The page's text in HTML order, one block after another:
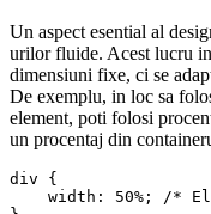
Un aspect esential al
urilor fluide. Acest lucru
dimensiuni fixe, ci se
De exemplu, in loc sa
element, poti folosi
un procentaj din
div {
width: 50%; /*